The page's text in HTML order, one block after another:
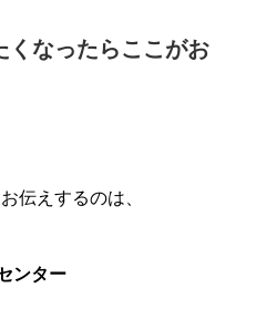
くなったらここがお
伝えするのは、
ンター